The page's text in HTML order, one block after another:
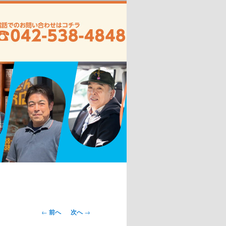
投
← 前へ 次へ→